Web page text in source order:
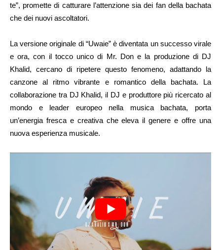
te”, promette di catturare l’attenzione sia dei fan della bachata
che dei nuovi ascoltatori.
La versione originale di “Uwaie” è diventata un successo virale
e ora, con il tocco unico di Mr. Don e la produzione di DJ
Khalid, cercano di ripetere questo fenomeno, adattando la
canzone al ritmo vibrante e romantico della bachata. La
collaborazione tra DJ Khalid, il DJ e produttore più ricercato al
mondo e leader europeo nella musica bachata, porta
un’energia fresca e creativa che eleva il genere e offre una
nuova esperienza musicale.